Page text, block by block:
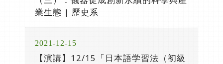
業生態 | 歷史系
2021-12-15
【演講】12/15「日本語学習法（初級